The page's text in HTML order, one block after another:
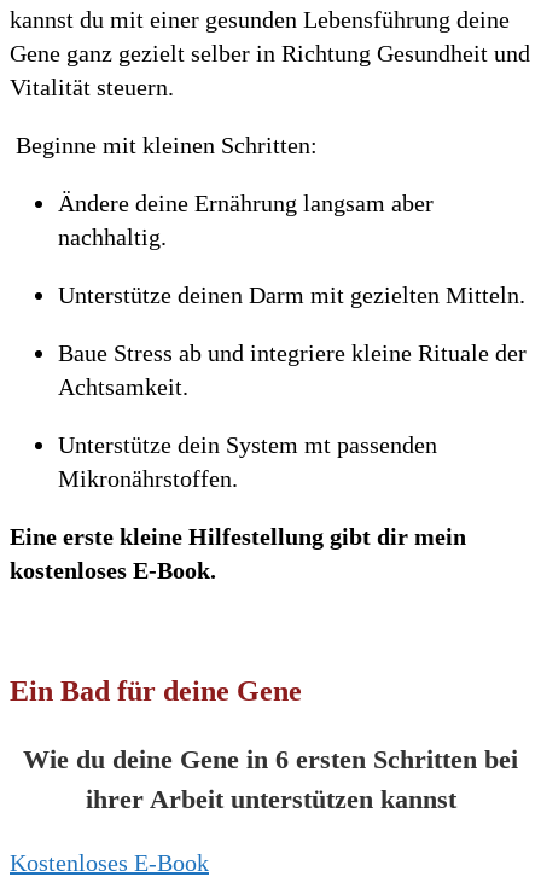
kannst du mit einer gesunden Lebensführung deine
Gene ganz gezielt selber in Richtung Gesundheit und
Vitalität steuern.
Beginne mit kleinen Schritten:
Ändere deine Ernährung langsam aber
nachhaltig.
Unterstütze deinen Darm mit gezielten Mitteln.
Baue Stress ab und integriere kleine Rituale der
Achtsamkeit.
Unterstütze dein System mt passenden
Mikronährstoffen.
Eine erste kleine Hilfestellung gibt dir mein
kostenloses E-Book.
Ein Bad für deine Gene
Wie du deine Gene in 6 ersten Schritten bei
ihrer Arbeit unterstützen kannst
Kostenloses E-Book